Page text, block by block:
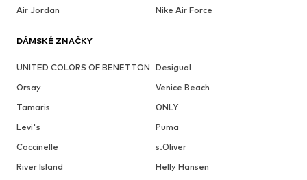
Air Jordan Nike Air Force
DÁMSKÉ ZNAČKY
UNITED COLORS OF BENETTON Desigual
Orsay
Venice Beach
Tamaris
ONLY
Levi's
Puma
Coccinelle
s.Oliver
River Island
Helly Hansen